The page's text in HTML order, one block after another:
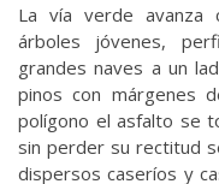
La vía verde avanza
árboles jóvenes,
grandes naves a un
pinos con márgenes
polígono el asfalto se
sin perder su rectitud
dispersos caseríos y